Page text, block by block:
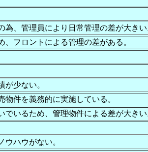
為、管理員により日常管理の差が大き
フロントによる管理の差がある。
少ない。
件を義務的に実施している。
でいるため、管理物件による差が大き
ハウがない。